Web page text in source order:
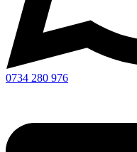
0734 280 976